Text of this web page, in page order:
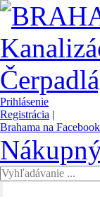
Prihlásenie
Registrácia |
Brahama na